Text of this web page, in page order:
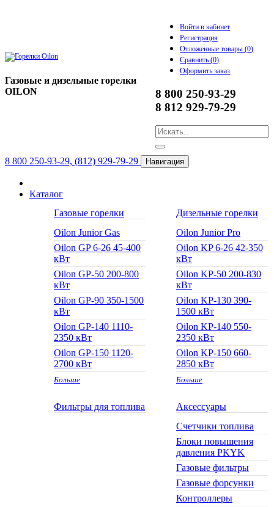
Газовые и дизельные горелки
OILON
Войти в кабинет
Регистрация
Отложенные товары (0)
Сравнить (0)
Оформить заказ
8 800 250-93-29
8 812 929-79-29
8 800 250-93-29, (812) 929-79-29 Навигация
Каталог
Газовые горелки
Oilon Junior Gas
Oilon GP 6-26 45-400
кВт
Oilon GP-50 200-800
кВт
Oilon GP-90 350-1500
кВт
Oilon GP-140 1110-
2350 кВт
Oilon GP-150 1120-
2700 кВт
Больше
Дизельные горелки
Oilon Junior Pro
Oilon KP 6-26 42-350
кВт
Oilon KP-50 200-830
кВт
Oilon KP-130 390-
1500 кВт
Oilon KP-140 550-
2350 кВт
Oilon KP-150 660-
2850 кВт
Больше
Фильтры для топлива
Аксессуары
Cчетчики топлива
Блоки повышения
давления PKYK
Газовые фильтры
Газовые форсунки
Контроллеры